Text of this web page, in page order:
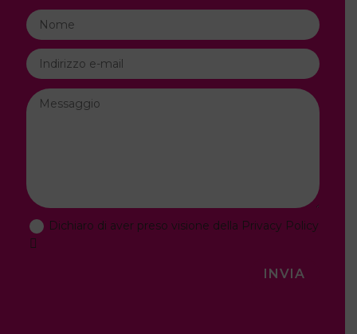
Dichiaro di aver preso visione della Privacy Policy
INVIA